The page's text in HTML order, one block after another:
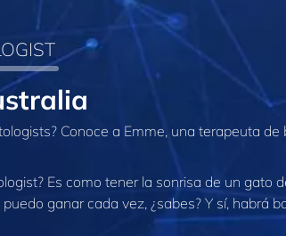
Conoce a Emme, una terapeuta
Es como tener la sonrisa de un gato
ganar cada vez, ¿sabes? Y sí, habrá